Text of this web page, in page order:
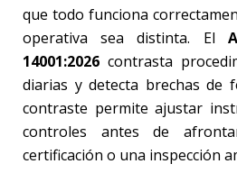
que todo funciona
operativa sea distinta. El
14001:2026 contrasta
diarias y detecta brechas de
contraste permite ajustar
controles antes de
certificación o una inspección